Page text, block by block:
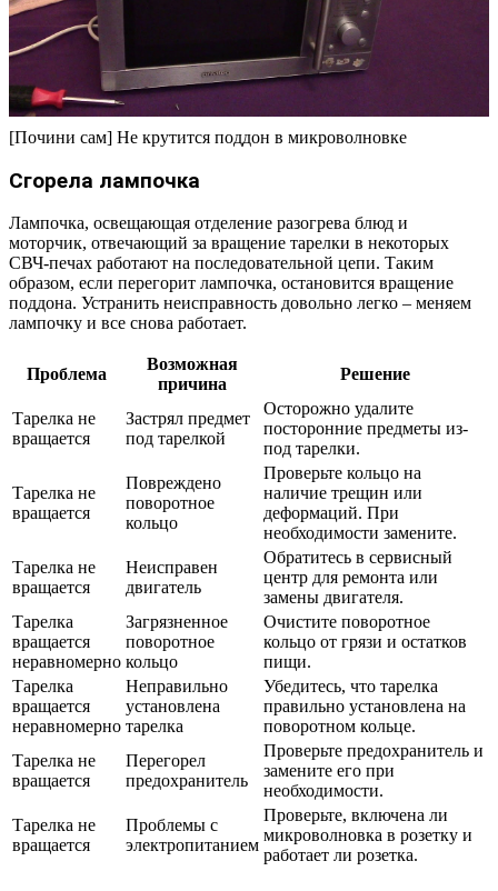
[Почини сам] Не крутится поддон в микроволновке
Сгорела лампочка
Лампочка, освещающая отделение разогрева блюд и
моторчик, отвечающий за вращение тарелки в некоторых
СВЧ-печах работают на последовательной цепи. Таким
образом, если перегорит лампочка, остановится вращение
поддона. Устранить неисправность довольно легко – меняем
лампочку и все снова работает.
Проблема
Возможная
причина
Решение
Тарелка не
вращается
Застрял предмет
под тарелкой
Осторожно удалите
посторонние предметы из-
под тарелки.
Тарелка не
вращается
Повреждено
поворотное
кольцо
Проверьте кольцо на
наличие трещин или
деформаций. При
необходимости замените.
Тарелка не
вращается
Неисправен
двигатель
Обратитесь в сервисный
центр для ремонта или
замены двигателя.
Тарелка
вращается
неравномерно
Загрязненное
поворотное
кольцо
Очистите поворотное
кольцо от грязи и остатков
пищи.
Тарелка
вращается
неравномерно
Неправильно
установлена
тарелка
Убедитесь, что тарелка
правильно установлена на
поворотном кольце.
Тарелка не
вращается
Перегорел
предохранитель
Проверьте предохранитель и
замените его при
необходимости.
Тарелка не
вращается
Проблемы с
электропитанием
Проверьте, включена ли
микроволновка в розетку и
работает ли розетка.